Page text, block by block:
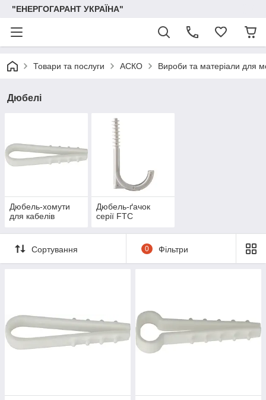
"ЕНЕРГОГАРАНТ УКРАЇНА"
Товари та послуги АСКО Вироби та матеріали для
Дюбелі
Дюбель-хомути
для кабелів
Дюбель-ґачок
серії FTC
Сортування 0 Фільтри